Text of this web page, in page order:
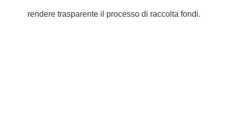
rendere trasparente il processo di raccolta fondi.